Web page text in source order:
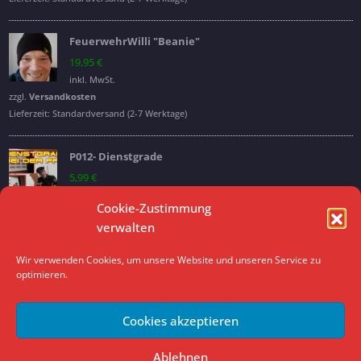
Cookie-Zustimmung
verwalten
Wir verwenden Cookies, um unsere Website und unseren Service zu
optimieren.
Cookies akzeptieren
Ablehnen
FeuerwehrWilli "Beanie"
19,95€
inkl. MwSt.
zzgl. Versandkosten
Lieferzeit: Standardversand (2-7 Werktage)
P012- Dienstgrade
5,99€